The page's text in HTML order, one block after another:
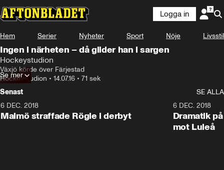
Logga in
Hem Serier Nyheter Sport Nöje Livsstil
Ingen i närheten – då glider han i sargen
Hockeystudion
Växjö körde över Färjestad
Hockeystudion • 14.07.16 • 71 sek
Se mer
Senast
SE ALLA
6 DEC. 2018
Malmö straffade Rögle i derbyt
6 DEC. 2018
Dramatik
mot Luleå